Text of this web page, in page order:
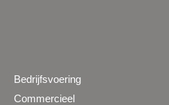
Bedrijfsvoering
Commercieel